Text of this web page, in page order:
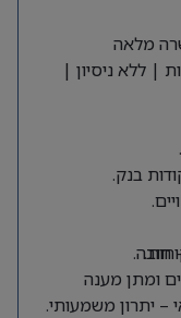
מלאה
| ללא ניסיון |
בנק.
ומתן מענה
– יתרון משמעותי.